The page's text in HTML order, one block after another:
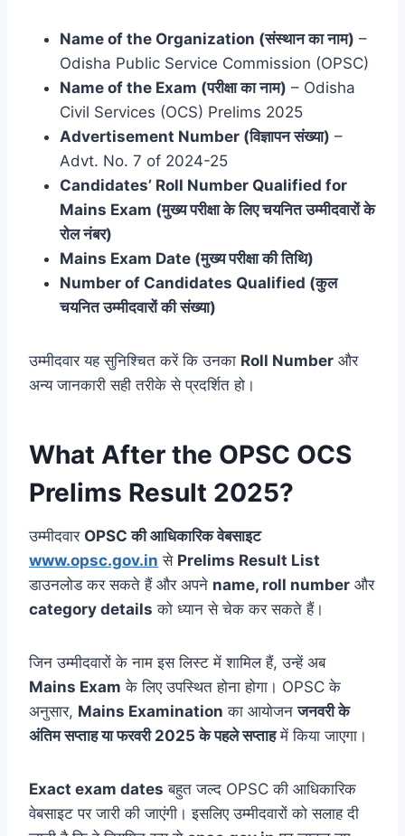
Name of the Organization (संस्थान का नाम) –
Odisha Public Service Commission (OPSC)
Name of the Exam (परीक्षा का नाम) – Odisha
Civil Services (OCS) Prelims 2025
Advertisement Number (विज्ञापन संख्या) –
Advt. No. 7 of 2024-25
Candidates’ Roll Number Qualified for
Mains Exam (मुख्य परीक्षा के लिए चयनित उम्मीदवारों के
रोल नंबर)
Mains Exam Date (मुख्य परीक्षा की तिथि)
Number of Candidates Qualified (कुल
चयनित उम्मीदवारों की संख्या)
उम्मीदवार यह सुनिश्चित करें कि उनका Roll Number और
अन्य जानकारी सही तरीके से प्रदर्शित हो।
What After the OPSC OCS
Prelims Result 2025?
उम्मीदवार OPSC की आधिकारिक वेबसाइट
www.opsc.gov.in से Prelims Result List
डाउनलोड कर सकते हैं और अपने name, roll number और
category details को ध्यान से चेक कर सकते हैं।
जिन उम्मीदवारों के नाम इस लिस्ट में शामिल हैं, उन्हें अब
Mains Exam के लिए उपस्थित होना होगा। OPSC के
अनुसार, Mains Examination का आयोजनजनवरी के
अंतिम सप्ताह या फरवरी 2025 के पहले सप्ताहमें किया जाएगा।
Exact exam dates बहुत जल्द OPSC की आधिकारिक
वेबसाइट पर जारी की जाएंगी। इसलिए उम्मीदवारों को सलाह दी